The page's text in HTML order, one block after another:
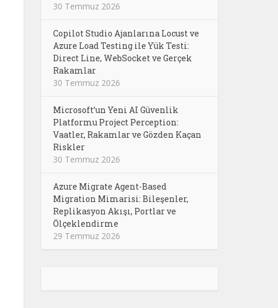
30 Temmuz 2026
Copilot Studio Ajanlarına Locust ve
Azure Load Testing ile Yük Testi:
Direct Line, WebSocket ve Gerçek
Rakamlar
30 Temmuz 2026
Microsoft’un Yeni AI Güvenlik
Platformu Project Perception:
Vaatler, Rakamlar ve Gözden Kaçan
Riskler
30 Temmuz 2026
Azure Migrate Agent-Based
Migration Mimarisi: Bileşenler,
Replikasyon Akışı, Portlar ve
Ölçeklendirme
29 Temmuz 2026